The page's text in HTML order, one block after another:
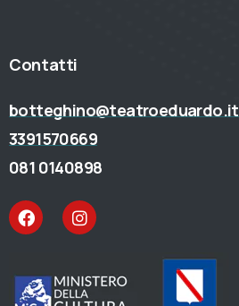
Contatti
botteghino@teatroeduardo.it
3391570669
081 0140898